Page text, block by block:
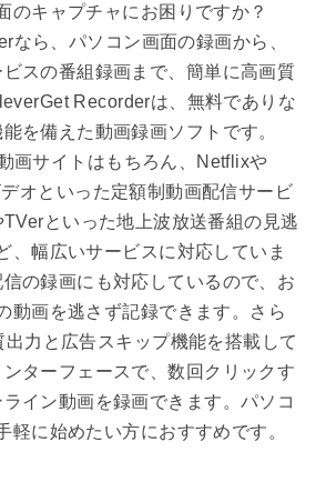
のキャプチャにお困りですか？
なら、パソコン画面の録画から、
スの番組録画まで、簡単に高画質
Recorderは、無料でありな
を備えた動画録画ソフトです。
画サイトはもちろん、Netflixや
オといった定額制動画配信サービ
といった地上波放送番組の見逃
、幅広いサービスに対応していま
の録画にも対応しているので、お
動画を逃さず記録できます。さら
力と広告スキップ機能を搭載して
ターフェースで、数回クリックす
イン動画を録画できます。パソコ
軽に始めたい方におすすめです。